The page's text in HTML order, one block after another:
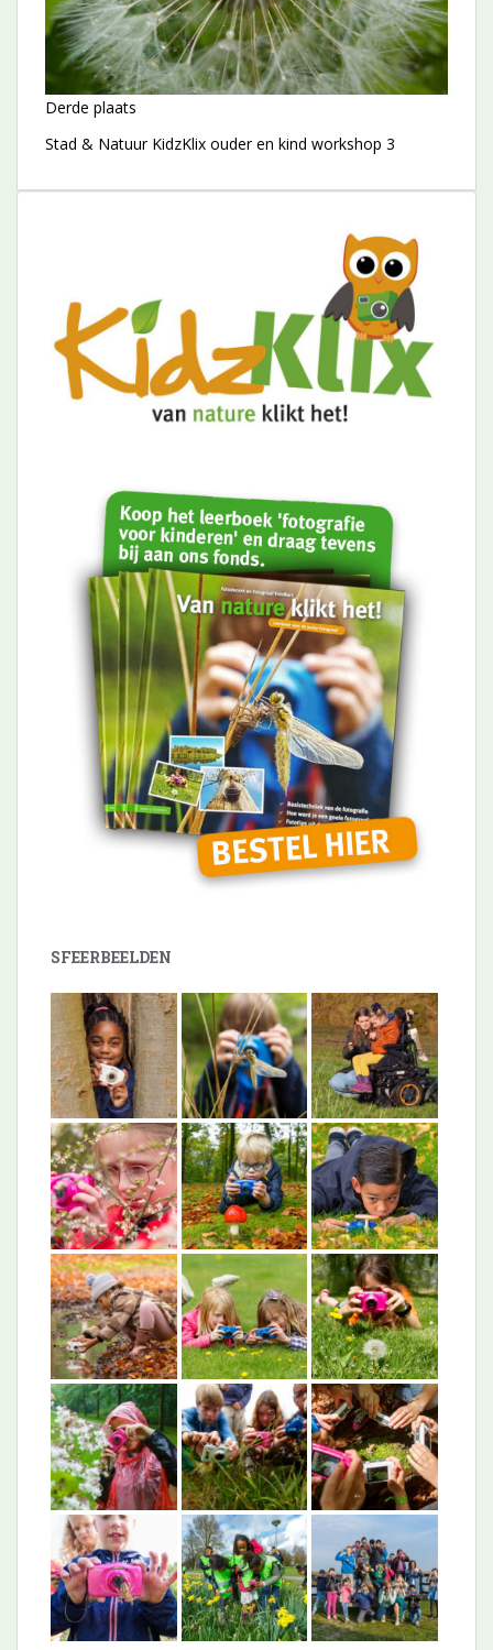
Derde plaats
Stad & Natuur KidzKlix ouder en kind workshop 3
SFEERBEELDEN